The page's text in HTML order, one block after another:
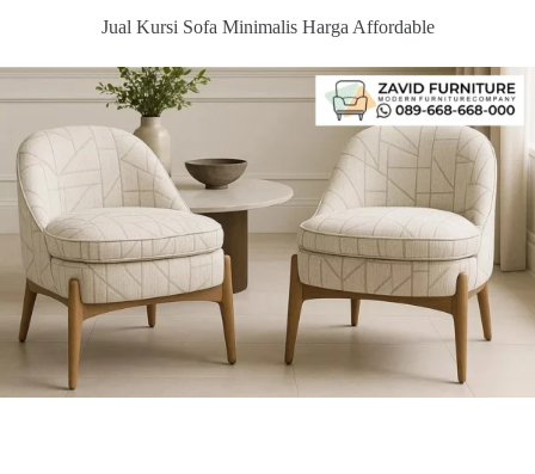
Jual Kursi Sofa Minimalis Harga Affordable